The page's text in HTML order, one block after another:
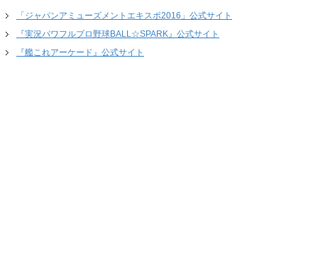
「ジャパンアミューズメントエキスポ2016」公式サイト
『実況パワフルプロ野球BALL☆SPARK』公式サイト
『艦これアーケード』公式サイト